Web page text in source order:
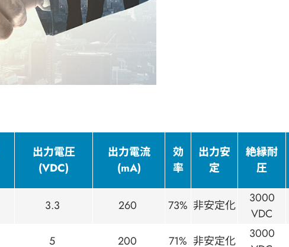
出力電圧
(VDC)
出力電流
(mA)
効
率
出力安
定
絶縁耐
圧
3.3 260 73% 非安定化
3000
VDC
5 200 71% 非安定化
3000